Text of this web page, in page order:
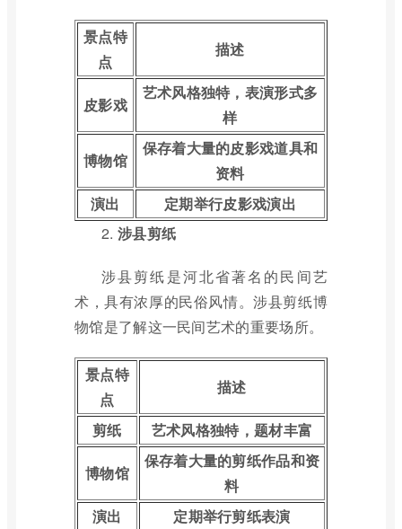
景点特
点
描述
皮影戏
艺术风格独特，表演形式多
样
博物馆
保存着大量的皮影戏道具和
资料
演出
定期举行皮影戏演出
2. 涉县剪纸
涉县剪纸是河北省著名的民间艺
术，具有浓厚的民俗风情。涉县剪纸博
物馆是了解这一民间艺术的重要场所。
景点特
点
描述
剪纸 艺术风格独特，题材丰富
博物馆
保存着大量的剪纸作品和资
料
演出
定期举行剪纸表演